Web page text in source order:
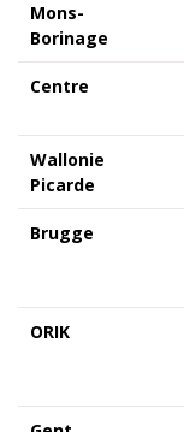
Mons-
Borinage
Centre
Wallonie
Picarde
Brugge
ORIK